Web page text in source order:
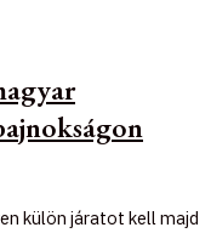
külön járatot kell majd